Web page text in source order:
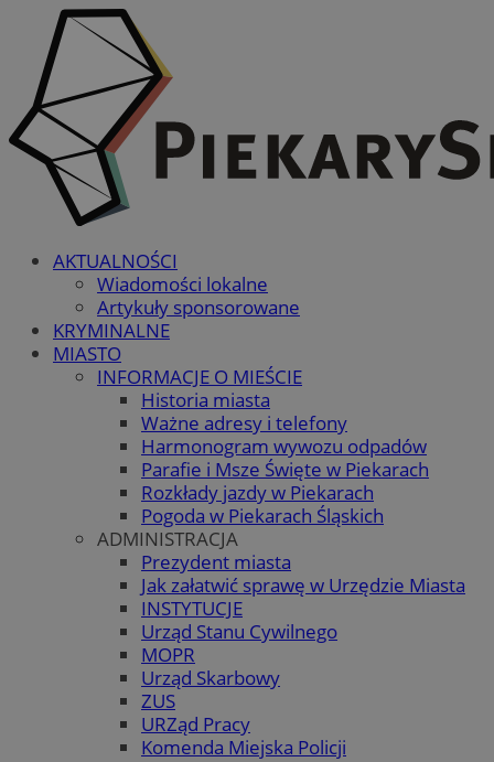
AKTUALNOŚCI
Wiadomości lokalne
Artykuły sponsorowane
KRYMINALNE
MIASTO
INFORMACJE O MIEŚCIE
Historia miasta
Ważne adresy i telefony
Harmonogram wywozu odpadów
Parafie i Msze Święte w Piekarach
Rozkłady jazdy w Piekarach
Pogoda w Piekarach Śląskich
ADMINISTRACJA
Prezydent miasta
Jak załatwić sprawę w Urzędzie Miasta
INSTYTUCJE
Urząd Stanu Cywilnego
MOPR
Urząd Skarbowy
ZUS
URZąd Pracy
Komenda Miejska Policji